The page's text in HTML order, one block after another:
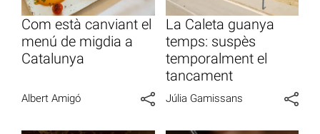
Com està canviant el
menú de migdia a
Catalunya
Albert Amigó
La Caleta guanya
temps: suspès
temporalment el
tancament
Júlia Gamissans